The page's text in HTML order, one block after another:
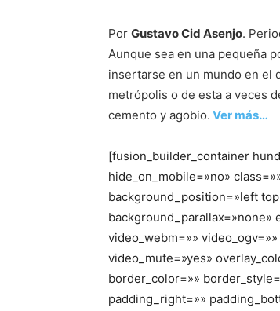
Por Gustavo Cid Asenjo.
Aunque sea en una pequeña
insertarse en un mundo en el
metrópolis o de esta a veces
cemento y agobio. Ver más…
[fusion_builder_container
hide_on_mobile=»no»
background_position=»left
background_parallax=»none»
video_webm=»»
video_mute=»yes»
border_color=»»
padding_right=»»